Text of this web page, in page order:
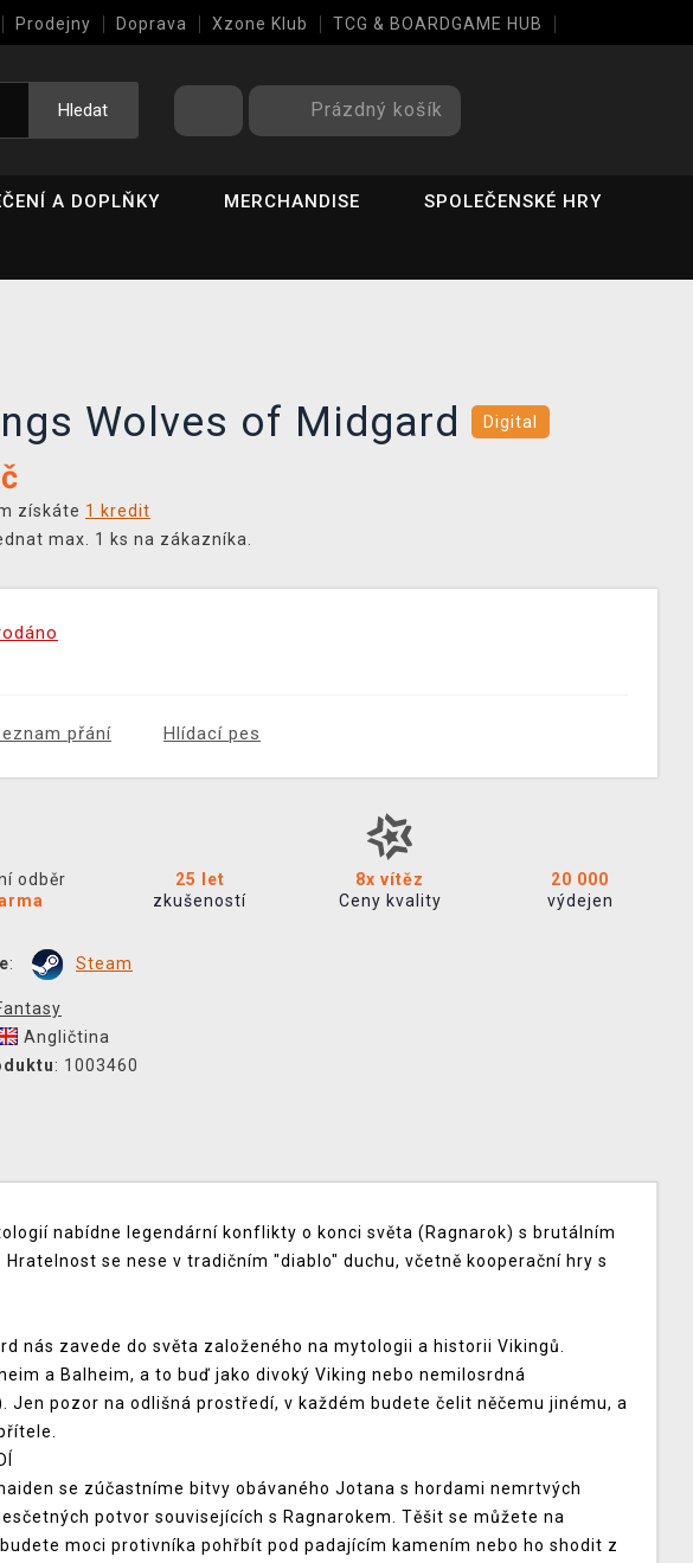
Prodejny Doprava Xzone Klub TCG & BOARDGAME HUB
Hledat Prázdný košík
A DOPLŇKY MERCHANDISE SPOLEČENSKÉ HRY
Wolves of Midgard Digital
získáte 1 kredit
max. 1 ks na zákazníka.
přání Hlídací pes
odběr
25 let
zkušeností
8x vítěz
Ceny kvality
20 000
výdejen
: Steam
Angličtina
: 1003460
nabídne legendární konflikty o konci světa (Ragnarok) s brutálním
se nese v tradičním "diablo" duchu, včetně kooperační hry s
nás zavede do světa založeného na mytologii a historii Vikingů.
a Balheim, a to buď jako divoký Viking nebo nemilosrdná
Jen pozor na odlišná prostředí, v každém budete čelit něčemu jinému, a
se zúčastníme bitvy obávaného Jotana s hordami nemrtvých
potvor souvisejících s Ragnarokem. Těšit se můžete na
moci protivníka pohřbít pod padajícím kamením nebo ho shodit z